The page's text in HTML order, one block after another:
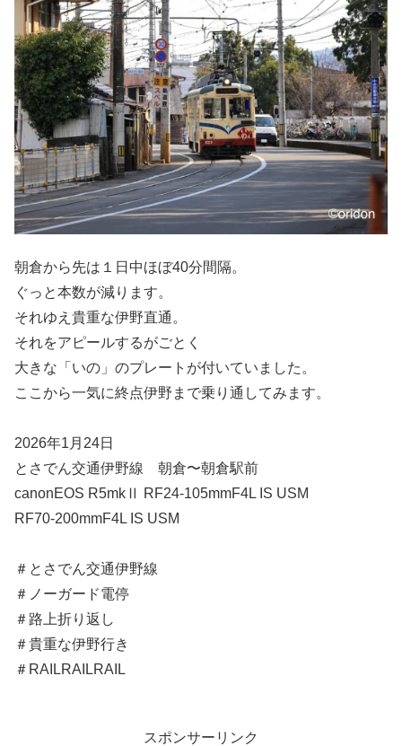
朝倉から先は１日中ほぼ40分間隔。
ぐっと本数が減ります。
それゆえ貴重な伊野直通。
それをアピールするがごとく
大きな「いの」のプレートが付いていました。
ここから一気に終点伊野まで乗り通してみます。
2026年1月24日
とさでん交通伊野線 朝倉〜朝倉駅前
canonEOS R5mkⅡ RF24-105mmF4L IS USM
RF70-200mmF4L IS USM
＃とさでん交通伊野線
＃ノーガード電停
＃路上折り返し
＃貴重な伊野行き
＃RAILRAILRAIL
スポンサーリンク